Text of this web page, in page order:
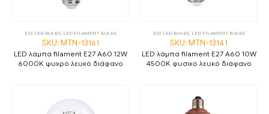
E27, LED BULBS, LED FILAMENT BULBS
SKU: MTN-13161
LED λάμπα filament E27 A60 12W
6000K ψυχρό λευκό διάφανο
E27, LED BULBS, LED FILAMENT BULBS
SKU: MTN-13141
LED λάμπα filament E27 A60 10W
4500K φυσικό λευκό διάφανο